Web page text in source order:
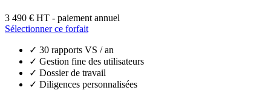
3 490 € HT - paiement annuel
Sélectionner ce forfait
✓ 30 rapports VS / an
✓ Gestion fine des utilisateurs
✓ Dossier de travail
✓ Diligences personnalisées